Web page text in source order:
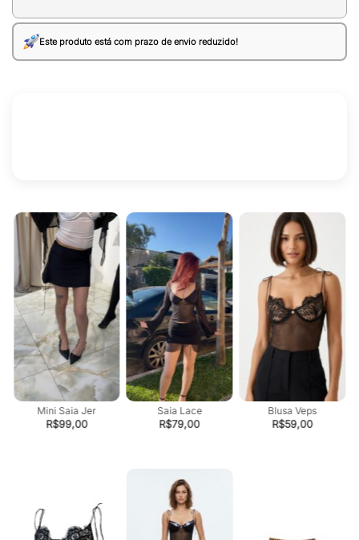
Este produto está com prazo de envio reduzido!
Mini Saia Jer
R$99,00
Saia Lace
R$79,00
Blusa Veps
R$59,00